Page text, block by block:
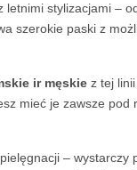
letnimi stylizacjami –
szerokie paski z
ir męskie z tej
mieć je zawsze pod
–